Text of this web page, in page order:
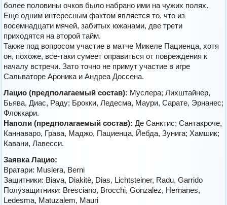
более половины очков было набрано ими на чужих полях.
Еще одним интересным фактом является то, что из
восемнадцати мячей, забитых южанами, две трети
приходятся на второй тайм.
Также под вопросом участие в матче Микеле Пациенца, хотя
он, похоже, все-таки сумеет оправиться от повреждения к
началу встречи. Зато точно не примут участие в игре
Сальваторе Ароника и Андреа Доссена.
Лацио (предполагаемый состав): Mуслерa; Лихштайнер,
Бьява, Диас, Раду; Брокки, Ледесма, Маури, Сарате, Эрнанес;
Флоккари.
Наполи (предполагаемый состав): Де Санктис; Сантакроче,
Каннаваро, Грава, Маджо, Пациенцa, Йeбдa, Зунига; Хамшик;
Кавани, Лавесси.
Заявка Лацио:
Вратари: Muslera, Berni
Защитники: Biava, Diakitè, Dias, Lichtsteiner, Radu, Garrido
Полузащитники: Bresciano, Brocchi, Gonzalez, Hernanes,
Ledesma, Matuzalem, Mauri